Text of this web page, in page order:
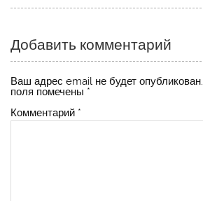
Добавить комментарий
Ваш адрес email не будет опубликован.
поля помечены *
Комментарий *